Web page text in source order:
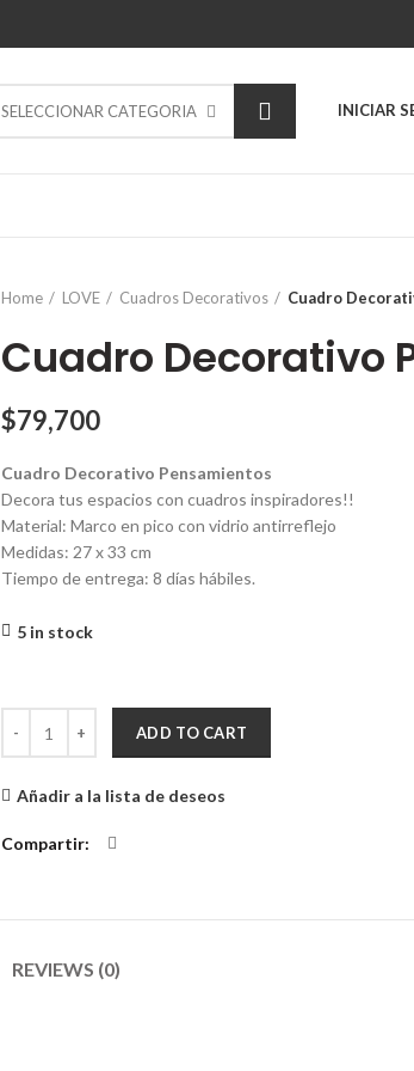
SELECCIONAR CATEGORIA INICIAR
Home
LOVE Cuadros Decorativos Cuadro
Cuadro Decorativo
$79,700
Cuadro Decorativo Pensamientos
Decora tus espacios con cuadros inspiradores!!
Material: Marco en pico con vidrio antirreflejo
Medidas: 27 x 33 cm
Tiempo de entrega: 8 días hábiles.
5 in stock
ADD TO CART
Añadir a la lista de deseos
Compartir
REVIEWS (0)